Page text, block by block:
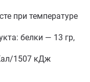
при температуре
белки — 13 гр,
1507 кДж